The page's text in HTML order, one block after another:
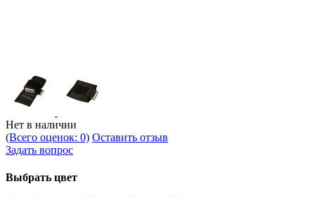
Нет в наличии
(Всего оценок: 0) Оставить отзыв
Задать вопрос
Выбрать цвет